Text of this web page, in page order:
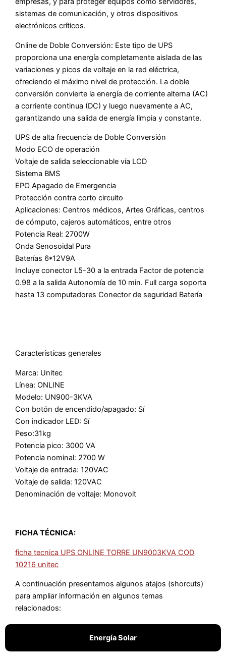
sistemas de comunicación, y otros dispositivos
electrónicos críticos.
Online de Doble Conversión: Este tipo de UPS
proporciona una energía completamente aislada de las
variaciones y picos de voltaje en la red eléctrica,
ofreciendo el máximo nivel de protección. La doble
conversión convierte la energía de corriente alterna (AC)
a corriente continua (DC) y luego nuevamente a AC,
garantizando una salida de energía limpia y constante.
UPS de alta frecuencia de Doble Conversión
Modo ECO de operación
Voltaje de salida seleccionable vía LCD
Sistema BMS
EPO Apagado de Emergencia
Protección contra corto circuito
Aplicaciones: Centros médicos, Artes Gráficas, centros
de cómputo, cajeros automáticos, entre otros
Potencia Real: 2700W
Onda Senosoidal Pura
Baterías 6*12V9A
Incluye conector L5-30 a la entrada Factor de potencia
0.98 a la salida Autonomía de 10 min. Full carga soporta
hasta 13 computadores Conector de seguridad Batería
Características generales
Marca: Unitec
Línea: ONLINE
Modelo: UN900-3KVA
Con botón de encendido/apagado: Sí
Con indicador LED: Sí
Peso:31kg
Potencia pico: 3000 VA
Potencia nominal: 2700 W
Voltaje de entrada: 120VAC
Voltaje de salida: 120VAC
Denominación de voltaje: Monovolt
FICHA TÉCNICA:
ficha tecnica UPS ONLINE TORRE UN9003KVA COD
10216 unitec
A continuación presentamos algunos atajos (shorcuts)
para ampliar información en algunos temas
relacionados:
Energía Solar